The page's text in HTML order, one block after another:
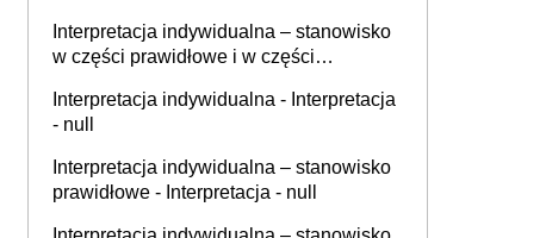
Interpretacja indywidualna – stanowisko
w części prawidłowe i w części
Interpretacja indywidualna - Interpretacja
- null
Interpretacja indywidualna – stanowisko
prawidłowe - Interpretacja - null